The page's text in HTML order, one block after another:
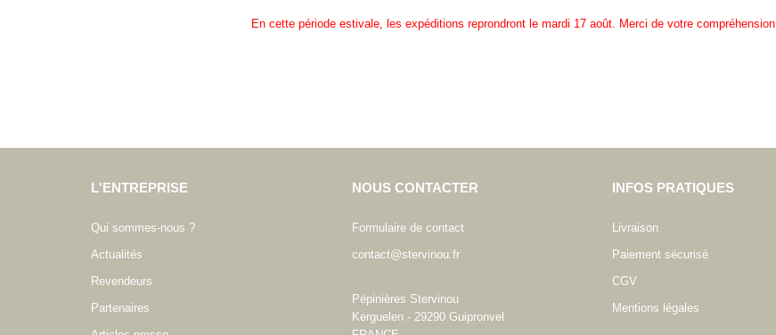
En cette période estivale, les expéditions reprondront le mardi 17 août. Merci de votre compréhension
L'ENTREPRISE
Qui sommes-nous ?
Actualités
Revendeurs
Partenaires
NOUS CONTACTER
Formulaire de contact
contact@stervinou.fr
Pépinières Stervinou
Kerguelen - 29290 Guipronvel
INFOS PRATIQUES
Livraison
Paiement sécurisé
CGV
Mentions légales